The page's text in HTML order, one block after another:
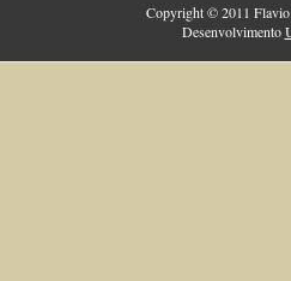
Copyright © 2011 Flavio
Desenvolvimento